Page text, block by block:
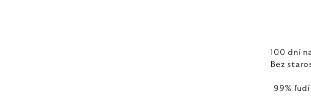
100 dní
Bez
99%